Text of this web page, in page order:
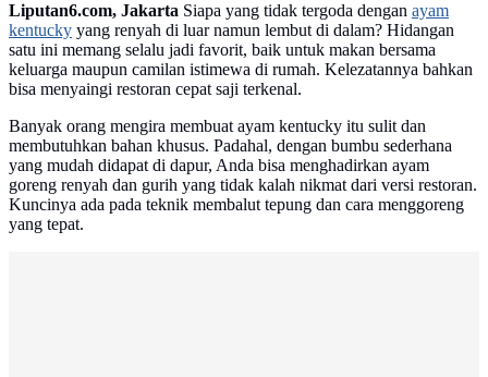
Liputan6.com, Jakarta Siapa yang tidak tergoda dengan ayam
kentucky yang renyah di luar namun lembut di dalam? Hidangan
satu ini memang selalu jadi favorit, baik untuk makan bersama
keluarga maupun camilan istimewa di rumah. Kelezatannya bahkan
bisa menyaingi restoran cepat saji terkenal.
Banyak orang mengira membuat ayam kentucky itu sulit dan
membutuhkan bahan khusus. Padahal, dengan bumbu sederhana
yang mudah didapat di dapur, Anda bisa menghadirkan ayam
goreng renyah dan gurih yang tidak kalah nikmat dari versi restoran.
Kuncinya ada pada teknik membalut tepung dan cara menggoreng
yang tepat.